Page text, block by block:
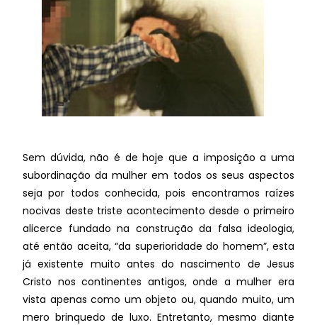
Sem dúvida, não é de hoje que a imposição a uma
subordinação da mulher em todos os seus aspectos
seja por todos conhecida, pois encontramos raízes
nocivas deste triste acontecimento desde o primeiro
alicerce fundado na construção da falsa ideologia,
até então aceita, “da superioridade do homem”, esta
já existente muito antes do nascimento de Jesus
Cristo nos continentes antigos, onde a mulher era
vista apenas como um objeto ou, quando muito, um
mero brinquedo de luxo. Entretanto, mesmo diante